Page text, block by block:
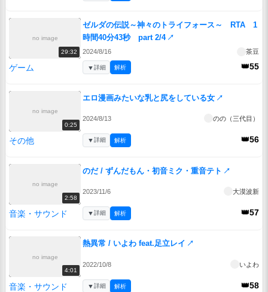
no image
29:32
ゼルダの伝説～神々のトライフォース～ RTA 1
時間40分43秒 part 2/4 ↗
2024/8/16 茶豆
ゲーム 👑55
▼詳細 解析
no image
0:25
エロ漫画みたいな乳と尻をしている女 ↗
2024/8/13 のの（三代目）
その他 👑56
▼詳細 解析
no image
2:58
のだ / ずんだもん・初音ミク・重音テト ↗
2023/11/6 大漠波新
音楽・サウンド 👑57
▼詳細 解析
no image
4:01
熱異常 / いよわ feat.足立レイ ↗
2022/10/8 いよわ
音楽・サウンド 👑58
▼詳細 解析